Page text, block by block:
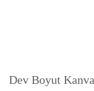
Dev Boyut